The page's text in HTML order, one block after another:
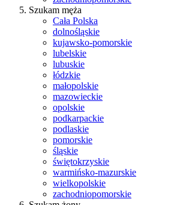
Szukam męża
Cała Polska
dolnośląskie
kujawsko-pomorskie
lubelskie
lubuskie
łódzkie
małopolskie
mazowieckie
opolskie
podkarpackie
podlaskie
pomorskie
śląskie
świętokrzyskie
warmińsko-mazurskie
wielkopolskie
zachodniopomorskie